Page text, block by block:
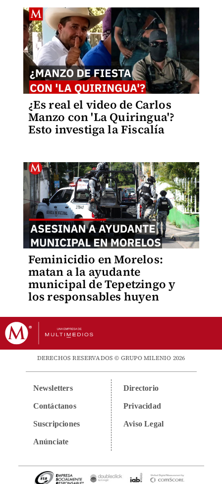
¿Es real el video de Carlos
Manzo con 'La Quiringua'?
Esto investiga la Fiscalía
Feminicidio en Morelos:
matan a la ayudante
municipal de Tepetzingo y
los responsables huyen
DERECHOS RESERVADOS © GRUPO MILENIO 2026
Newsletters
Contáctanos
Suscripciones
Anúnciate
Directorio
Privacidad
Aviso Legal